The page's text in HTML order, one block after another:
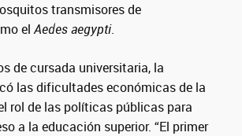
transmisores de
elAedes aegypti.
de cursada universitaria, la
las dificultades económicas de la
rol de las políticas públicas para
a la educación superior. “El primer